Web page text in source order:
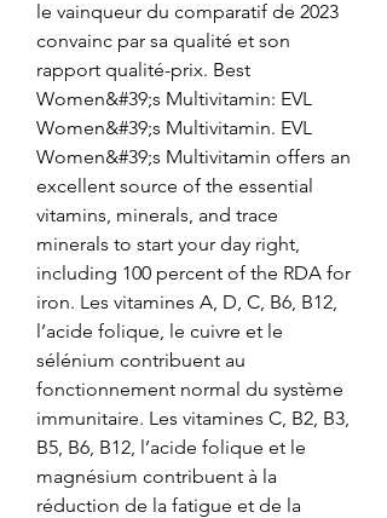
le vainqueur du comparatif de 2023
convainc par sa qualité et son
rapport qualité-prix. Best
Women&#39;s Multivitamin: EVL
Women&#39;s Multivitamin. EVL
Women&#39;s Multivitamin offers an
excellent source of the essential
vitamins, minerals, and trace
minerals to start your day right,
including 100 percent of the RDA for
iron. Les vitamines A, D, C, B6, B12,
l’acide folique, le cuivre et le
sélénium contribuent au
fonctionnement normal du système
immunitaire. Les vitamines C, B2, B3,
B5, B6, B12, l’acide folique et le
magnésium contribuent à la
réduction de la fatigue et de la